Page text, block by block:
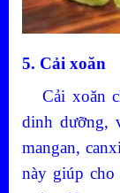
5. Cải xoăn
Cải xoăn
dinh dưỡng,
mangan,
này giúp cho